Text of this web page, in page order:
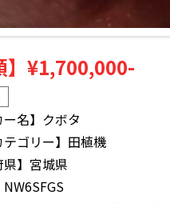
¥1,700,000-
名】 クボタ
テゴリー】 田植機
】 宮城県
NW6SFGS